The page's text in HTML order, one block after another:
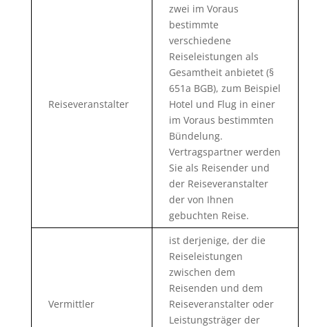
Reiseveranstalter
zwei im Voraus
bestimmte
verschiedene
Reiseleistungen als
Gesamtheit anbietet (§
651a BGB), zum Beispiel
Hotel und Flug in einer
im Voraus bestimmten
Bündelung.
Vertragspartner werden
Sie als Reisender und
der Reiseveranstalter
der von Ihnen
gebuchten Reise.
Vermittler
ist derjenige, der die
Reiseleistungen
zwischen dem
Reisenden und dem
Reiseveranstalter oder
Leistungsträger der